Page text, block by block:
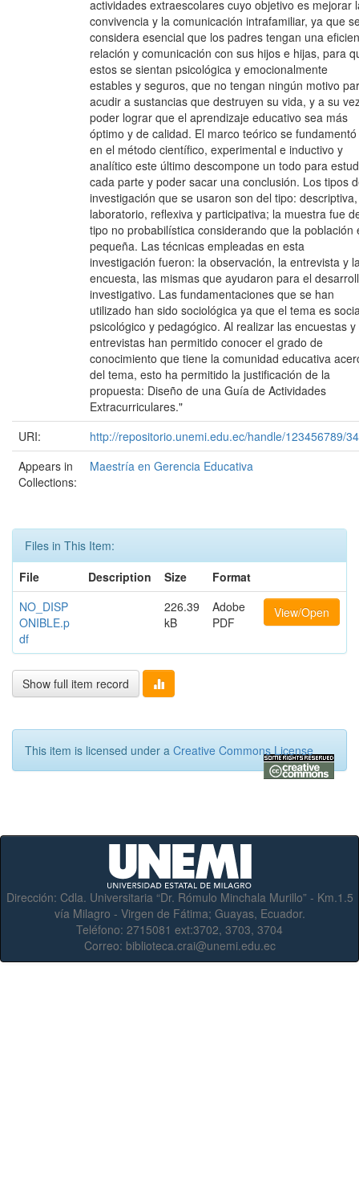
actividades extraescolares cuyo objetivo es mejorar
convivencia y la comunicación intrafamiliar, ya que
considera esencial que los padres tengan una
relación y comunicación con sus hijos e hijas, para
estos se sientan psicológica y emocionalmente
estables y seguros, que no tengan ningún motivo
acudir a sustancias que destruyen su vida, y a su
poder lograr que el aprendizaje educativo sea más
óptimo y de calidad. El marco teórico se fundamentó
en el método científico, experimental e inductivo y
analítico este último descompone un todo para
cada parte y poder sacar una conclusión. Los tipos
investigación que se usaron son del tipo: descriptiva,
laboratorio, reflexiva y participativa; la muestra fue
tipo no probabilística considerando que la población
pequeña. Las técnicas empleadas en esta
investigación fueron: la observación, la entrevista y
encuesta, las mismas que ayudaron para el
investigativo. Las fundamentaciones que se han
utilizado han sido sociológica ya que el tema es
psicológico y pedagógico. Al realizar las encuestas y
entrevistas han permitido conocer el grado de
conocimiento que tiene la comunidad educativa
del tema, esto ha permitido la justificación de la
propuesta: Diseño de una Guía de Actividades
Extracurriculares."
URI:
http://repositorio.unemi.edu.ec/handle/123456789/
Appears in
Collections:
Maestría en Gerencia Educativa
Files in This Item:
File
Description Size
Format
NO_DISP
ONIBLE.p
df
226.39
kB
Adobe
PDF
View/Open
Show full item record
This item is licensed under a Creative Commons License
Dirección: Cdla. Universitaria “Dr. Rómulo Minchala Murillo” - Km.1.5
vía Milagro - Virgen de Fátima; Guayas, Ecuador.
Teléfono: 2715081 ext:3702, 3703, 3704
Correo: biblioteca.crai@unemi.edu.ec